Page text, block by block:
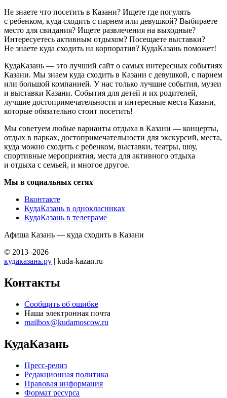
Не знаете что посетить в Казани? Ищете где погулять
с ребенком, куда сходить с парнем или девушкой? Выбираете
место для свидания? Ищете развлечения на выходные?
Интересуетесь активным отдыхом? Посещаете выставки?
Не знаете куда сходить на корпоратив? КудаКазань поможет!
КудаКазань — это лучший сайт о самых интересных событиях
Казани. Мы знаем куда сходить в Казани с девушкой, с парнем
или большой компанией. У нас только лучшие события, музеи
и выставки Казани. События для детей и их родителей,
лучшие достопримечательности и интересные места Казани,
которые обязательно стоит посетить!
Мы советуем любые варианты отдыха в Казани — концерты,
отдых в парках, достопримечательности для экскурсий, места,
куда можно сходить с ребенком, выставки, театры, шоу,
спортивные мероприятия, места для активного отдыха
и отдыха с семьей, и многое другое.
Мы в социальных сетях
Вконтакте
КудаКазань в однокласниках
КудаКазань в телеграме
Афиша Казань — куда сходить в Казани
© 2013–2026
кудаказань.ру | kuda-kazan.ru
Контакты
Сообщить об ошибке
Наша электронная почта
mailbox@kudamoscow.ru
КудаКазань
Пресс-релиз
Редакционная политика
Правовая информация
Формат ресурса